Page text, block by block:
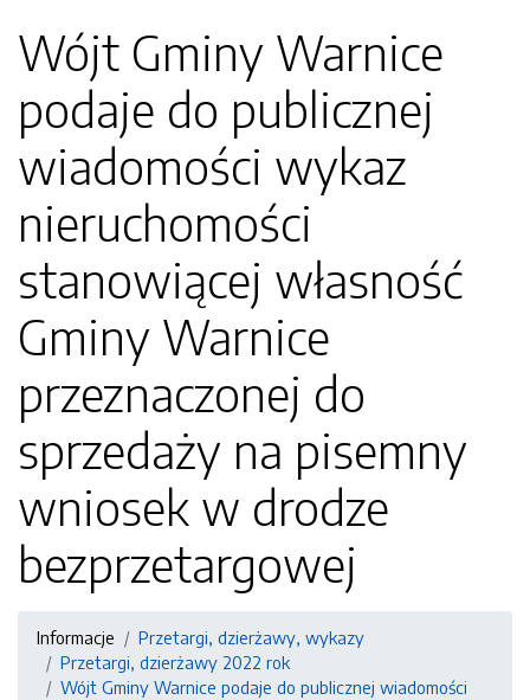
Wójt Gminy Warnice
podaje do publicznej
wiadomości wykaz
nieruchomości
stanowiącej własność
Gminy Warnice
przeznaczonej do
sprzedaży na pisemny
wniosek w drodze
bezprzetargowej
Informacje
Przetargi, dzierżawy, wykazy
Przetargi, dzierżawy 2022 rok
Wójt Gminy Warnice podaje do publicznej wiadomości